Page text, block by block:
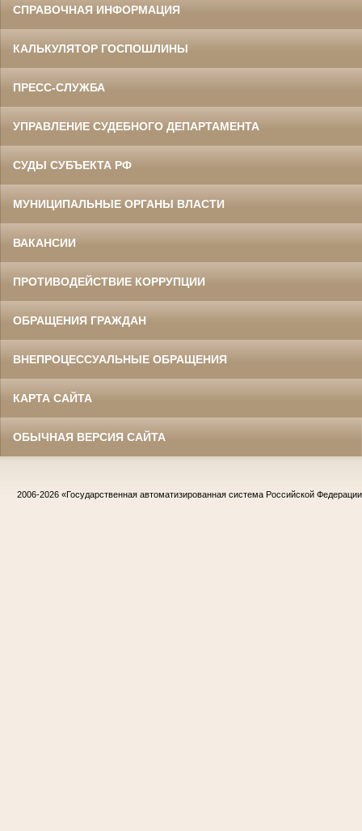
СПРАВОЧНАЯ ИНФОРМАЦИЯ
КАЛЬКУЛЯТОР ГОСПОШЛИНЫ
ПРЕСС-СЛУЖБА
УПРАВЛЕНИЕ СУДЕБНОГО ДЕПАРТАМЕНТА
СУДЫ СУБЪЕКТА РФ
МУНИЦИПАЛЬНЫЕ ОРГАНЫ ВЛАСТИ
ВАКАНСИИ
ПРОТИВОДЕЙСТВИЕ КОРРУПЦИИ
ОБРАЩЕНИЯ ГРАЖДАН
ВНЕПРОЦЕССУАЛЬНЫЕ ОБРАЩЕНИЯ
КАРТА САЙТА
ОБЫЧНАЯ ВЕРСИЯ САЙТА
2006-2026 «Государственная автоматизированная система Российской